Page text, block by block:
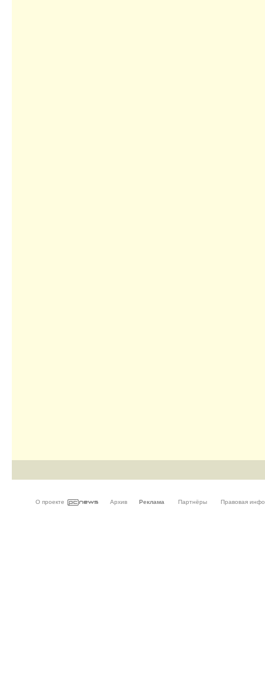
О проекте Архив Реклама Партнёры Правовая